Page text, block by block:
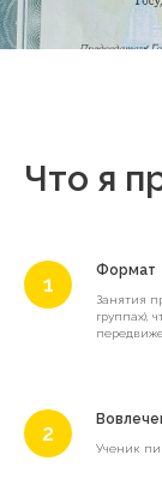
Что я
Формат
Занятия
группах),
Ученик